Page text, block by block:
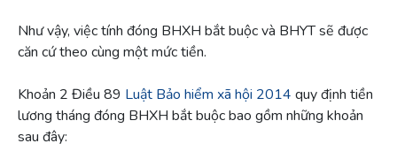
Như vậy, việc tính đóng BHXH bắt buộc và BHYT sẽ được
căn cứ theo cùng một mức tiền.
Khoản 2 Điều 89 Luật Bảo hiểm xã hội 2014 quy định tiền
lương tháng đóng BHXH bắt buộc bao gồm những khoản
sau đây: